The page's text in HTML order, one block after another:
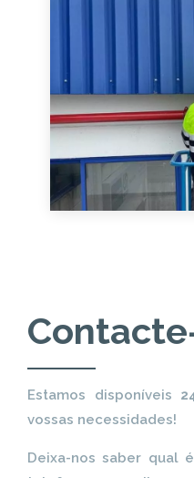
Estamos disponíveis
vossas necessidades!
Deixa-nos saber qual